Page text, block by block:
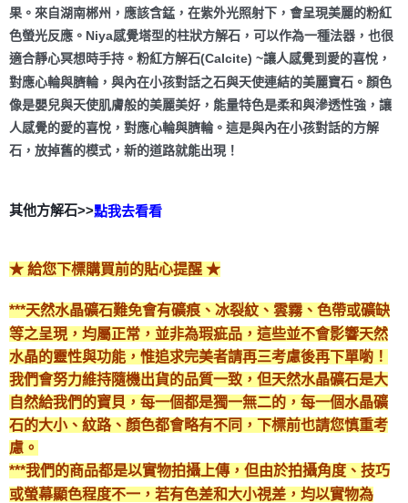
果。來自湖南郴州，應該含錳，在紫外光照射下，會呈現美麗的粉紅
色螢光反應。Niya感覺塔型的柱狀方解石，可以作為一種法器，也很
適合靜心冥想時手持。粉紅方解石(Calcite) ~讓人感覺到愛的喜悅，
對應心輪與臍輪，與內在小孩對話之石與天使連結的美麗寶石。顏色
像是嬰兒與天使肌膚般的美麗美好，能量特色是柔和與滲透性強，讓
人感覺的愛的喜悅，對應心輪與臍輪。這是與內在小孩對話的方解
石，放掉舊的模式，新的道路就能出現！
其他方解石>>點我去看看
★ 給您下標購買前的貼心提醒 ★
***天然水晶礦石難免會有礦痕、冰裂紋、雲霧、色帶或礦缺
等之呈現，均屬正常，並非為瑕疵品，這些並不會影響天然
水晶的靈性與功能，惟追求完美者請再三考慮後再下單喲！
我們會努力維持隨機出貨的品質一致，但天然水晶礦石是大
自然給我們的寶貝，每一個都是獨一無二的，每一個水晶礦
石的大小、紋路、顏色都會略有不同，下標前也請您慎重考
慮。
***我們的商品都是以實物拍攝上傳，但由於拍攝角度、技巧
或螢幕顯色程度不一，若有色差和大小視差，均以實物為